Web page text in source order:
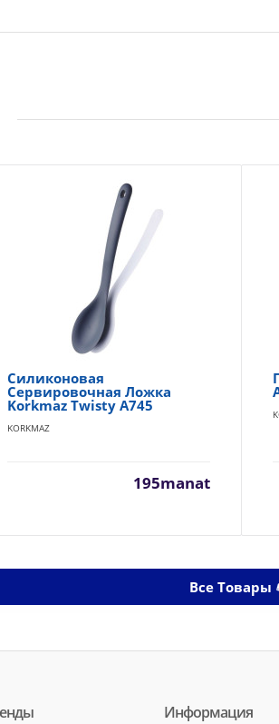
Силиконовая
Сервировочная Ложка
Korkmaz Twisty A745
KORKMAZ
195manat
Все Товары
Информация